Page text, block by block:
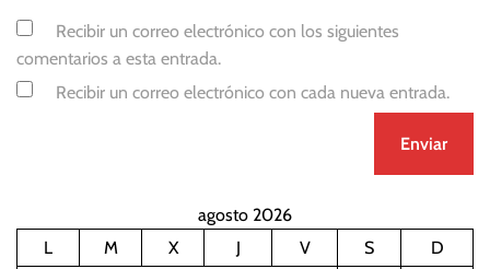
Recibir un correo electrónico con los siguientes
comentarios a esta entrada.
Recibir un correo electrónico con cada nueva entrada.
agosto 2026
L
M X J V S
D